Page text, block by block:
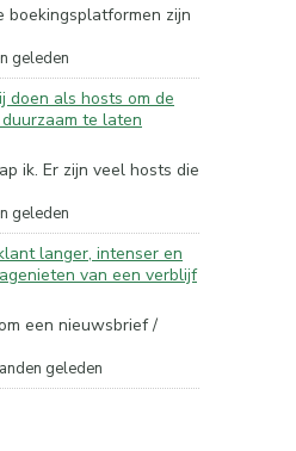
boekingsplatformen zijn
geleden
doen als hosts om de
te laten
ik. Er zijn veel hosts die
geleden
langer, intenser en
van een verblijf
een nieuwsbrief /
geleden